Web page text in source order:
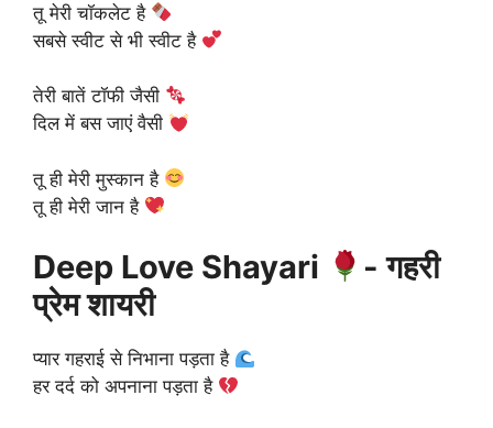
तू मेरी चॉकलेट है
सबसे स्वीट से भी स्वीट है
तेरी बातें टॉफी जैसी
दिल में बस जाएं वैसी
तू ही मेरी मुस्कान है
तू ही मेरी जान है
Deep Love Shayari
- गहरी
प्रेम शायरी
प्यार गहराई से निभाना पड़ता है
हर दर्द को अपनाना पड़ता है